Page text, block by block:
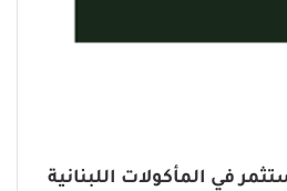
في المأكولات اللبنانية